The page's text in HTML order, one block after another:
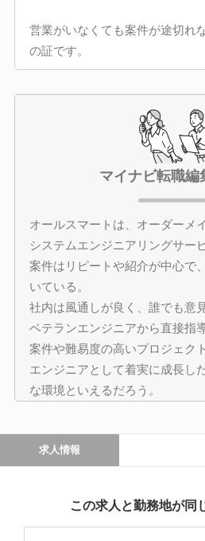
営業がいなくても案件が途切れ
の証です。
マイナビ転職編
オールスマートは、オーダーメ
システムエンジニアリングサー
案件はリピートや紹介が中心で
いている。
社内は風通しが良く、誰でも意
ベテランエンジニアから直接指
案件や難易度の高いプロジェク
エンジニアとして着実に成長し
な環境といえるだろう。
求人情報
この求人と勤務地が同